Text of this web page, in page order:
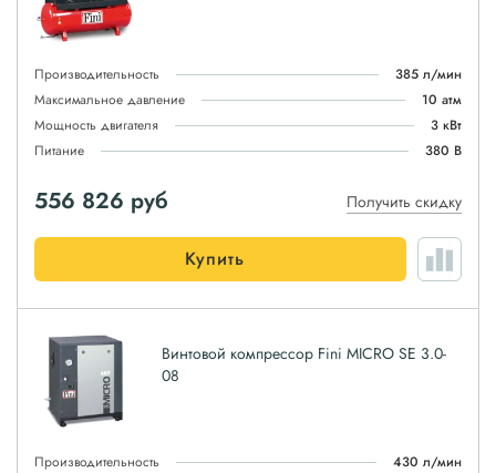
Производительность
385 л/мин
Максимальное давление
10 атм
Мощность двигателя
3 кВт
Питание
380 В
556 826 руб Получить скидку
Купить
Винтовой компрессор Fini MICRO SE 3.0-
08
Производительность
430 л/мин